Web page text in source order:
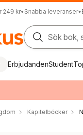
249 kr• Snabba leveranser•
Sök bok,
ErbjudandenStudent
Kapitelböcker